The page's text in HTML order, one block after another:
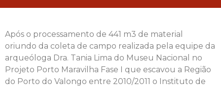
Após o processamento de 441 m3 de material
oriundo da coleta de campo realizada pela equipe da
arqueóloga Dra. Tania Lima do Museu Nacional no
Projeto Porto Maravilha Fase I que escavou a Região
do Porto do Valongo entre 2010/2011 o Instituto de